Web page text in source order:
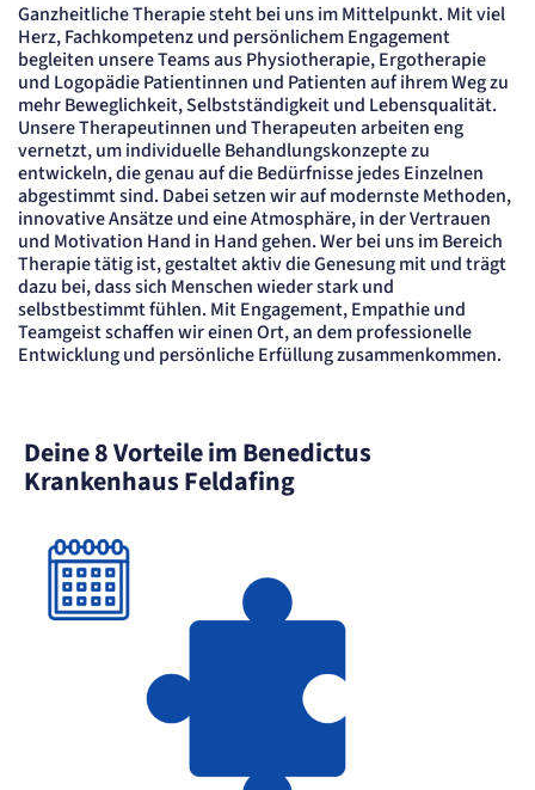
Ganzheitliche Therapie steht bei uns im Mittelpunkt. Mit viel
Herz, Fachkompetenz und persönlichem Engagement
begleiten unsere Teams aus Physiotherapie, Ergotherapie
und Logopädie Patientinnen und Patienten auf ihrem Weg zu
mehr Beweglichkeit, Selbstständigkeit und Lebensqualität.
Unsere Therapeutinnen und Therapeuten arbeiten eng
vernetzt, um individuelle Behandlungskonzepte zu
entwickeln, die genau auf die Bedürfnisse jedes Einzelnen
abgestimmt sind. Dabei setzen wir auf modernste Methoden,
innovative Ansätze und eine Atmosphäre, in der Vertrauen
und Motivation Hand in Hand gehen. Wer bei uns im Bereich
Therapie tätig ist, gestaltet aktiv die Genesung mit und trägt
dazu bei, dass sich Menschen wieder stark und
selbstbestimmt fühlen. Mit Engagement, Empathie und
Teamgeist schaffen wir einen Ort, an dem professionelle
Entwicklung und persönliche Erfüllung zusammenkommen.
Deine 8 Vorteile im Benedictus
Krankenhaus Feldafing
etracker Sitzungs-Cookie
Name:
et_oi_v2
Anbieter:
etracker GmbH
Zweck:
Opt-In Cookie speichert die Entscheidung des Besuchers, wenn auf der Seite des
Kunden das Tracking Opt-In ausgespielt wird. Wird auch für ein eventuelles Opt-Out
verwendet.
Cookie Laufzeit:
"no" - 50 Jahre, "yes" - 480 Tage
Content-Management-System-
Cookie
Anbieter:
TYPO3
Zweck:
Session
Sitzungs-Cookie